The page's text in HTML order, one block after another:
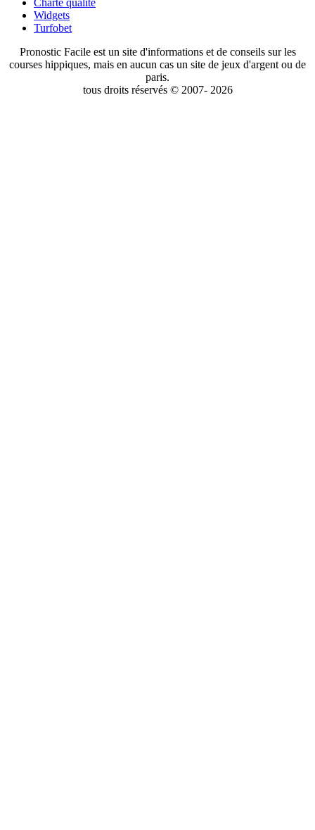
Charte qualité
Widgets
Turfobet
Pronostic Facile est un site d'informations et de conseils sur les
courses hippiques, mais en aucun cas un site de jeux d'argent ou de
paris.
tous droits réservés © 2007- 2026